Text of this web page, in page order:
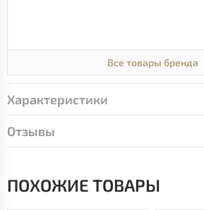
Все товары бренда
Характеристики
Отзывы
ПОХОЖИЕ ТОВАРЫ